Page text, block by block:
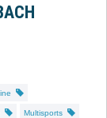
Multisports